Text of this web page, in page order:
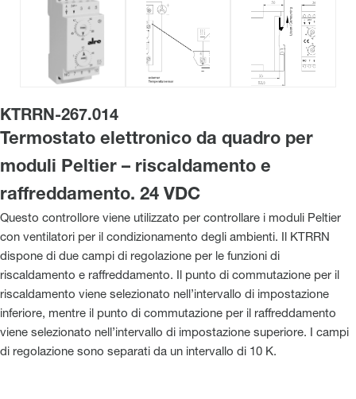
KTRRN-267.014
Termostato elettronico da quadro per
moduli Peltier – riscaldamento e
raffreddamento. 24 VDC
Questo controllore viene utilizzato per controllare i moduli Peltier
con ventilatori per il condizionamento degli ambienti. Il KTRRN
dispone di due campi di regolazione per le funzioni di
riscaldamento e raffreddamento. Il punto di commutazione per il
riscaldamento viene selezionato nell’intervallo di impostazione
inferiore, mentre il punto di commutazione per il raffreddamento
viene selezionato nell’intervallo di impostazione superiore. I campi
di regolazione sono separati da un intervallo di 10 K.